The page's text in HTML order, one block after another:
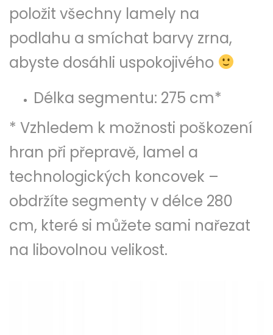
položit všechny lamely na
podlahu a smíchat barvy zrna,
abyste dosáhli uspokojivého
Délka segmentu: 275 cm*
* Vzhledem k možnosti poškození
hran při přepravě, lamel a
technologických koncovek –
obdržíte segmenty v délce 280
cm, které si můžete sami nařezat
na libovolnou velikost.